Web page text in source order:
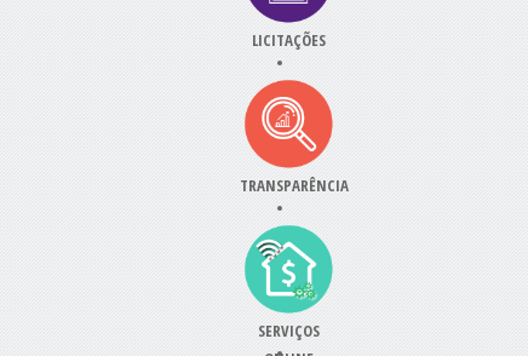
LICITAÇÕES
TRANSPARÊNCIA
SERVIÇOS